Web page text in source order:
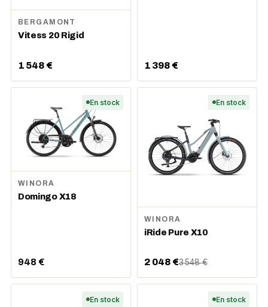
BERGAMONT
Vitess 20 Rigid
1 548 € 1 398 €
En stock
WINORA
Domingo X18
948 €
En stock
WINORA
iRide Pure X10
2 048 €3 548 €
En stock En stock